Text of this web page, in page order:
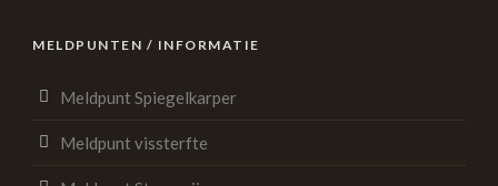
MELDPUNTEN / INFORMATIE
Meldpunt Spiegelkarper
Meldpunt vissterfte